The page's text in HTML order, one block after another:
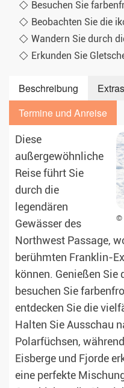
Besuchen Sie
Beobachten Sie die
Wandern Sie durch
Erkunden Sie
Beschreibung Extras
Termine und Anreise
©
Diese
außergewöhnliche
Reise führt Sie
durch die
legendären
Gewässer des
Northwest Passage,
berühmten Franklin-
können. Genießen
besuchen Sie
entdecken Sie die
Halten Sie Ausschau
Polarfüchsen,
Eisberge und Fjorde
eine perfekte